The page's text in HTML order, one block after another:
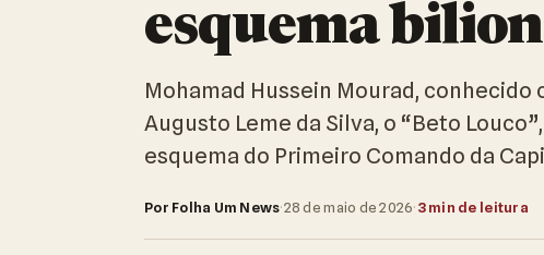
esquema
Mohamad Hussein Mourad, conhecido
Augusto Leme da Silva, o “Beto
esquema do Primeiro Comando da
Por Folha Um News·28 de maio de 2026·3 min de leitura